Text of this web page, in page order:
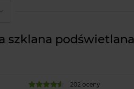
szklana podświetlana
202 oceny